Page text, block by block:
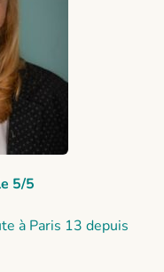
5/5
à Paris 13 depuis